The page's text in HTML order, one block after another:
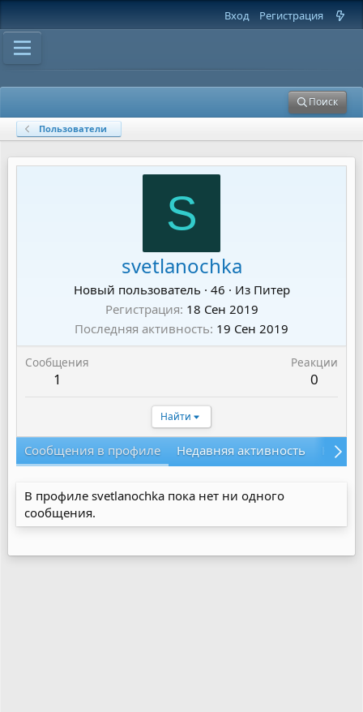
Вход Регистрация
Поиск
Пользователи
S
svetlanochka
Новый пользователь · 46 · Из Питер
Регистрация 18 Сен 2019
Последняя активность 19 Сен 2019
Сообщения
1
Реакции
0
Найти
Сообщения в профиле Недавняя активность
В профиле svetlanochka пока нет ни одного
сообщения.